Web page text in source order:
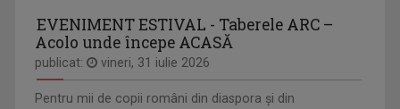
EVENIMENT ESTIVAL - Taberele ARC –
Acolo unde începe ACASĂ
publicat: vineri, 31 iulie 2026
Pentru mii de copii români din diaspora și din